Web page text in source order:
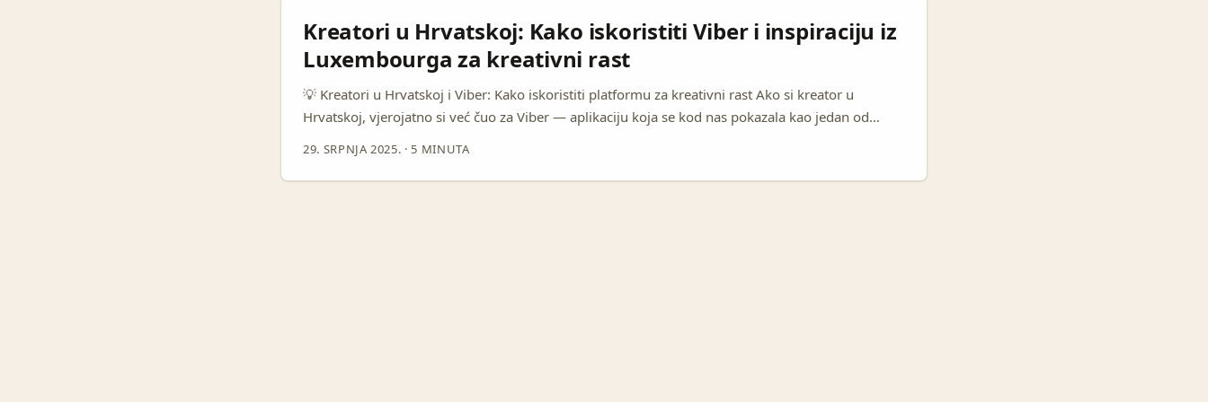
Kreatori u Hrvatskoj: Kako iskoristiti Viber i inspiraciju iz
Luxembourga za kreativni rast
💡 Kreatori u Hrvatskoj i Viber: Kako iskoristiti platformu za kreativni rast Ako si kreator u
Hrvatskoj, vjerojatno si već čuo za Viber — aplikaciju koja se kod nas pokazala kao jedan od
tvojoj kreativnoj strategiji? S novim trendovima i primjerima iz Luxembourga, gdje se Viber
koristi na zaista inovativne načine, hrvatski kreatori dobivaju priliku za podizanje igre na novu
29. SRPNJA 2025. · 5 MINUTA